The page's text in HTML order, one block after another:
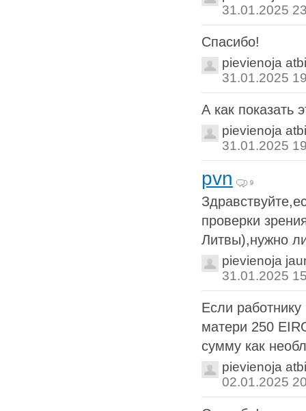
31.01.2025
Спасибо!
pievienoja
31.01.2025
А как показать
pievienoja
31.01.2025
pvn 9
проверки
Литвы),нужно
pievienoja
31.01.2025
Если
матери 250
сумму как
pievienoja
02.01.2025